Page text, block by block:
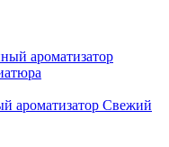
ароматизатор Свежий